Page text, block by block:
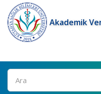
Akademik
Ara